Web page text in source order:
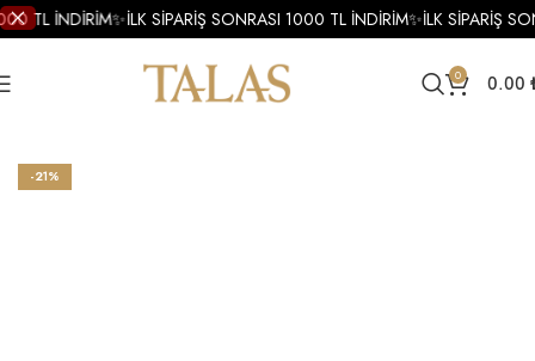
0 0.00
Pırlanta Bileklik Pırlanta Su Yolu Bileklik
-21%
TL İNDİRİM✨İLK SİPARİŞ SONRASI 1000 TL İNDİRİM✨İLK SİPARİŞ